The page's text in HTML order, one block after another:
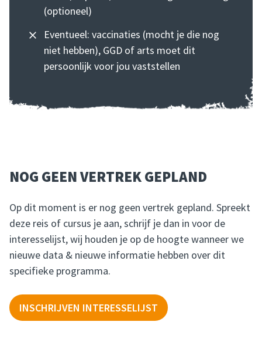
(optioneel)
Eventueel: vaccinaties (mocht je die nog
niet hebben), GGD of arts moet dit
persoonlijk voor jou vaststellen
NOG GEEN VERTREK GEPLAND
Op dit moment is er nog geen vertrek gepland. Spreekt
deze reis of cursus je aan, schrijf je dan in voor de
interesselijst, wij houden je op de hoogte wanneer we
nieuwe data & nieuwe informatie hebben over dit
specifieke programma.
INSCHRIJVEN INTERESSELIJST